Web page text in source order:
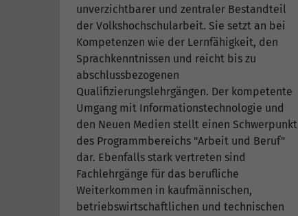
unverzichtbarer und zentraler Bestandteil
der Volkshochschularbeit. Sie setzt an bei
Kompetenzen wie der Lernfähigkeit, den
Sprachkenntnissen und reicht bis zu
abschlussbezogenen
Qualifizierungslehrgängen. Der kompetente
Umgang mit Informationstechnologie und
den Neuen Medien stellt einen Schwerpunkt
des Programmbereichs "Arbeit und Beruf"
dar. Ebenfalls stark vertreten sind
Fachlehrgänge für das berufliche
Weiterkommen in kaufmännischen,
betriebswirtschaftlichen und technischen